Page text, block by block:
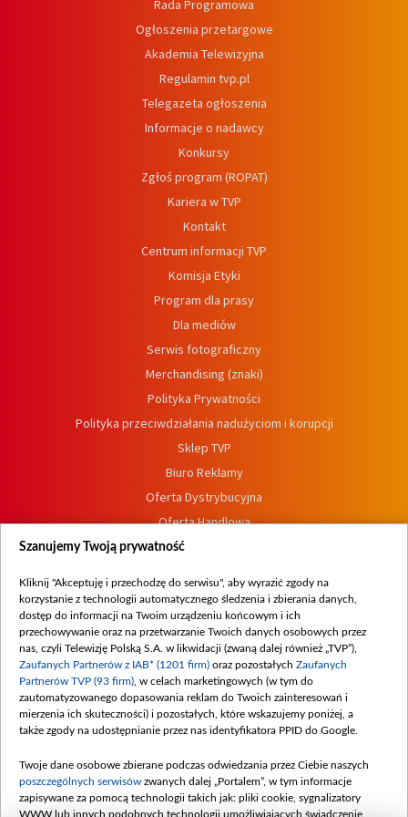
Rada Programowa
Ogłoszenia przetargowe
Akademia Telewizyjna
Regulamin tvp.pl
Telegazeta ogłoszenia
Informacje o nadawcy
Konkursy
Zgłoś program (ROPAT)
Kariera w TVP
Kontakt
Centrum informacji TVP
Komisja Etyki
Program dla prasy
Dla mediów
Serwis fotograficzny
Merchandising (znaki)
Polityka Prywatności
Polityka przeciwdziałania nadużyciom i korupcji
Sklep TVP
Biuro Reklamy
Oferta Dystrybucyjna
Oferta Handlowa
Dostępność
Procedura zgłoszeń wewnętrznych
Szanujemy Twoją prywatność
Kliknij "Akceptuję i przechodzę do serwisu", aby wyrazić zgody na
korzystanie z technologii automatycznego śledzenia i zbierania danych,
dostęp do informacji na Twoim urządzeniu końcowym i ich
przechowywanie oraz na przetwarzanie Twoich danych osobowych przez
nas, czyli Telewizję Polską S.A. w likwidacji (zwaną dalej również „TVP”),
Zaufanych Partnerów z IAB* (1201 firm) oraz pozostałych Zaufanych
Partnerów TVP (93 firm) , w celach marketingowych (w tym do
zautomatyzowanego dopasowania reklam do Twoich zainteresowań i
mierzenia ich skuteczności) i pozostałych, które wskazujemy poniżej, a
także zgody na udostępnianie przez nas identyfikatora PPID do Google.
Twoje dane osobowe zbierane podczas odwiedzania przez Ciebie naszych
poszczególnych serwisów zwanych dalej „Portalem”, w tym informacje
zapisywane za pomocą technologii takich jak: pliki cookie, sygnalizatory
WWW lub innych podobnych technologii umożliwiających świadczenie